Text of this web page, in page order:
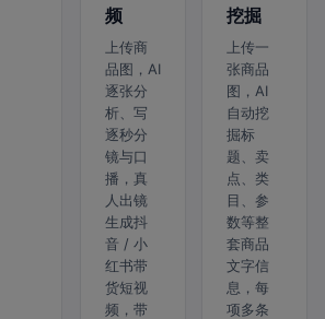
频
上传商
品图，AI
逐张分
析、写
逐秒分
镜与口
播，真
人出镜
生成抖
音 / 小
红书带
货短视
频，带
挖掘
上传一
张商品
图，AI
自动挖
掘标
题、卖
点、类
目、参
数等整
套商品
文字信
息，每
项多条